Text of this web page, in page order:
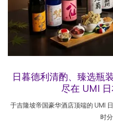
日暮德利清酌、臻选瓶
尽在 UMI
于吉隆坡帝国豪华酒店顶端的 UMI
时分